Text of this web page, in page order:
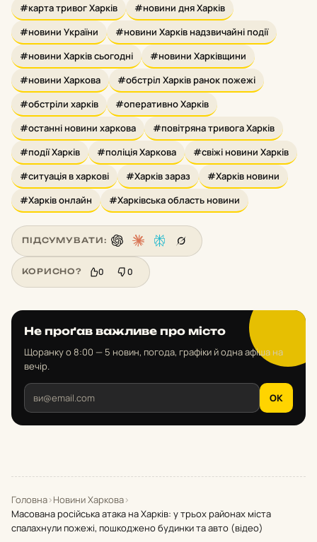
#карта тривог Харків
#новини дня Харків
#новини України
#новини Харків надзвичайні події
#новини Харків сьогодні
#новини Харківщини
#новини Харкова
#обстріл Харків ранок пожежі
#обстріли харків
#оперативно Харків
#останні новини харкова
#повітряна тривога Харків
#події Харків
#поліція Харкова
#свіжі новини Харків
#ситуація в харкові
#Харків зараз
#Харків новини
#Харків онлайн
#Харківська область новини
ПІДСУМУВАТИ:
КОРИСНО? 0 0
Не проґав важливе про місто
Щоранку о 8:00 — 5 новин, погода, графіки й одна афіша на
вечір.
OK
Головна›Новини Харкова›
Масована російська атака на Харків: у трьох районах міста
спалахнули пожежі, пошкоджено будинки та авто (відео)